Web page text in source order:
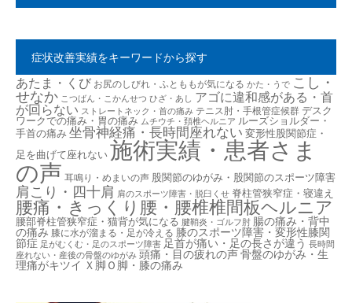
症状改善実績をキーワードから探す
あたま・くび お尻のしびれ・ふとももが気になる かた・うで こし・
せなか こつばん・こかんせつ ひざ・あし アゴに違和感がある・首
が回らない ストレートネック・首の痛み テニス肘・手根管症候群デスク
ワークでの痛み・胃の痛み ムチウチ・頚椎ヘルニア ルーズショルダー・
手首の痛み坐骨神経痛・長時間座れない 変形性股関節症・
足を曲げて座れない施術実績・患者さま
の声 耳鳴り・めまいの声 股関節のゆがみ・股関節のスポーツ障害
肩こり・四十肩 肩のスポーツ障害・脱臼くせ 脊柱管狭窄症・寝違え
腰痛・きっくり腰・腰椎椎間板ヘルニア
腰部脊柱管狭窄症・猫背が気になる 腱鞘炎・ゴルフ肘 腸の痛み・背中
の痛み 膝に水が溜まる・足が冷える 膝のスポーツ障害・変形性膝関
節症 足がむくむ・足のスポーツ障害 足首が痛い・足の長さが違う 長時間
座れない・産後の骨盤のゆがみ 頭痛・目の疲れの声骨盤のゆがみ・生
理痛がキツイ Ｘ脚Ｏ脚・膝の痛み